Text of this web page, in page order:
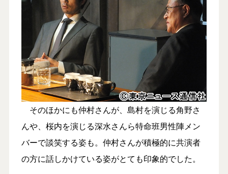
そのほかにも仲村さんが、島村を演じる角野さ
んや、桜内を演じる深水さんら特命班男性陣メン
バーで談笑する姿も。仲村さんが積極的に共演者
の方に話しかけている姿がとても印象的でした。